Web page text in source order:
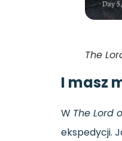
The
I masz
W The Lord
ekspedycji.